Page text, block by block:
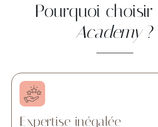
Pourquoi choisir
Academy?
Expertise inégalée